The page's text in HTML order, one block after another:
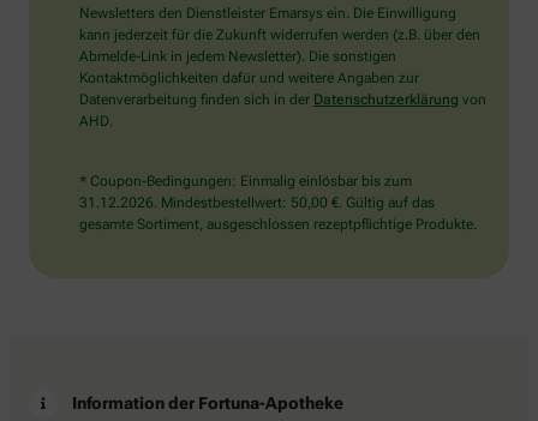
den
Stern.
Newsletters den Dienstleister Emarsys ein. Die Einwilligung
kann jederzeit für die Zukunft widerrufen werden (z.B. über den
Abmelde-Link in jedem Newsletter). Die sonstigen
Kontaktmöglichkeiten dafür und weitere Angaben zur
Datenverarbeitung finden sich in der Datenschutzerklärung von
AHD.
* Coupon-Bedingungen: Einmalig einlösbar bis zum
31.12.2026. Mindestbestellwert: 50,00 €. Gültig auf das
gesamte Sortiment, ausgeschlossen rezeptpflichtige Produkte.
Information der Fortuna-Apotheke